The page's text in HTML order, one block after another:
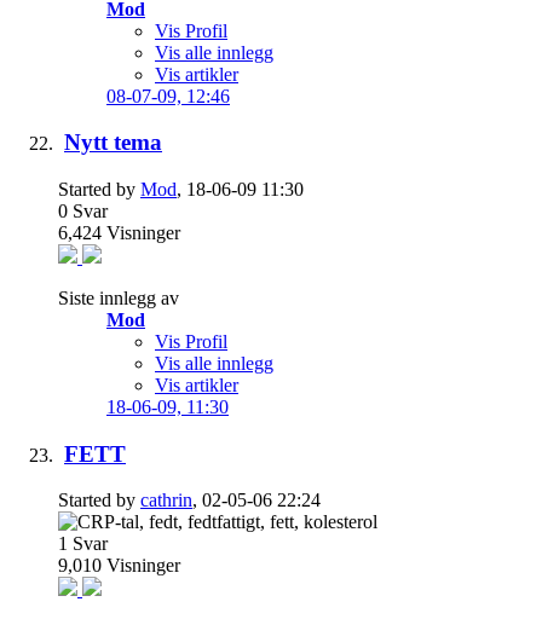
Mod
Vis Profil
Vis alle innlegg
Vis artikler
08-07-09, 12:46
Nytt tema
Started by Mod, 18-06-09 11:30
0 Svar
6,424 Visninger
Siste innlegg av
Mod
Vis Profil
Vis alle innlegg
Vis artikler
18-06-09, 11:30
FETT
Started by cathrin, 02-05-06 22:24
1 Svar
9,010 Visninger